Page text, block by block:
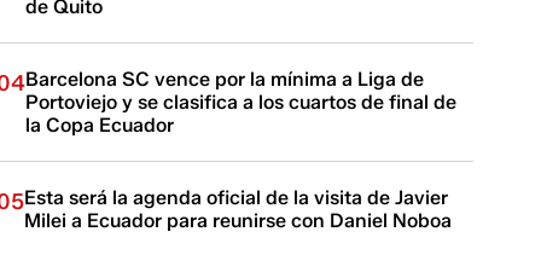
de Quito
Barcelona SC vence por la mínima a Liga de
Portoviejo y se clasifica a los cuartos de final de
la Copa Ecuador
Esta será la agenda oficial de la visita de Javier
Milei a Ecuador para reunirse con Daniel Noboa